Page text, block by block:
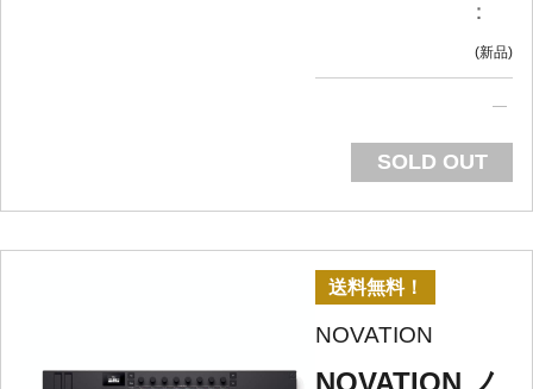
：
新品
SOLD OUT
送料無料！
NOVATION